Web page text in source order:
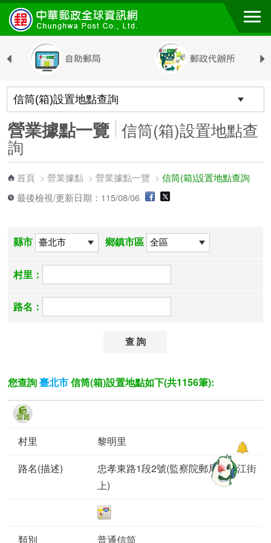
跳到主要內容區塊
營業據點一覽 信筒(箱)設置地點查
詢
首頁 >營業據點 >營業據點一覽 >信筒(箱)設置地點查詢
最後檢視/更新日期：115/08/06
縣市 鄉鎮市區
村里：
路名：
您查詢臺北市 信筒(箱)設置地點如下(共1156筆):
黎明里
忠孝東路1段2號(監察院郵局，鎮江街
上)
普通信筒